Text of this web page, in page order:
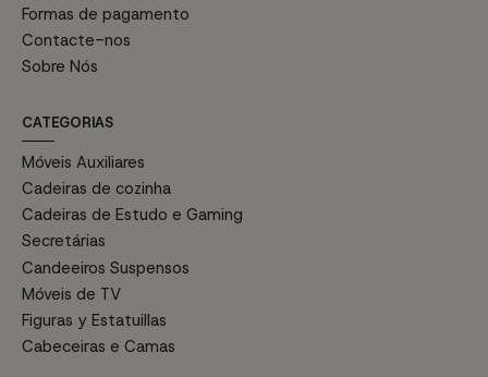
Formas de pagamento
Contacte-nos
Sobre Nós
CATEGORIAS
Móveis Auxiliares
Cadeiras de cozinha
Cadeiras de Estudo e Gaming
Secretárias
Candeeiros Suspensos
Móveis de TV
Figuras y Estatuillas
Cabeceiras e Camas